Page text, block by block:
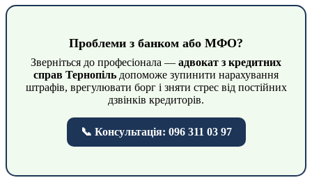
Проблеми з банком або МФО?
Зверніться до професіонала — адвокат з кредитних
справ Тернопіль допоможе зупинити нарахування
штрафів, врегулювати борг і зняти стрес від постійних
дзвінків кредиторів.
📞 Консультація: 096 311 03 97